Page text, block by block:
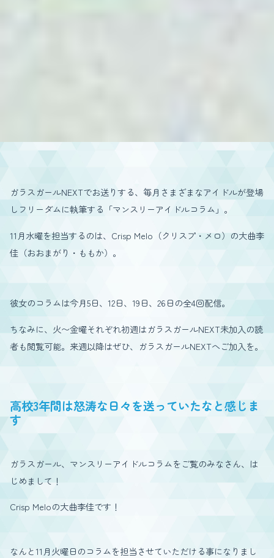
ガラスガールNEXTでお送りする、毎月さまざまなアイドルが登場
しフリーダムに執筆する「マンスリーアイドルコラム」。
11月水曜を担当するのは、Crisp Melo（クリスプ・メロ）の大曲李
佳（おおまがり・ももか）。
彼女のコラムは今月5日、12日、19日、26日の全4回配信。
ちなみに、火〜金曜それぞれ初週はガラスガールNEXT未加入の読
者も閲覧可能。来週以降はぜひ、ガラスガールNEXTへご加入を。
高校3年間は怒涛な日々を送っていたなと感じま
す
ガラスガール、マンスリーアイドルコラムをご覧のみなさん、は
じめまして！
Crisp Meloの大曲李佳です！
なんと11月火曜日のコラムを担当させていただける事になりまし